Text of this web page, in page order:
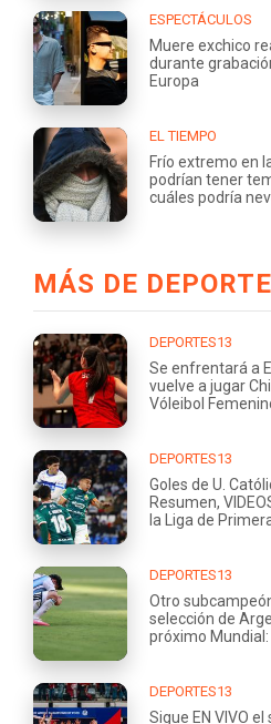
ESPECTÁCULOS
Muere exchico
durante
Europa
EL TIEMPO
Frío extremo en
podrían tener
cuáles podría
MÁS DE
DEPORTES13
Se enfrentará a
vuelve a jugar
Vóleibol
DEPORTES13
Goles de U.
Resumen,
la Liga de
DEPORTES13
Otro
selección de
próximo Mundial:
DEPORTES13
Sigue EN VIVO